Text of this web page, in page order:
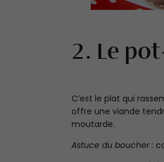
2. Le
C’est le plat qui
offre une viande
moutarde.
Astuce du boucher :